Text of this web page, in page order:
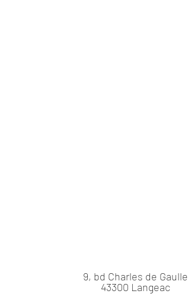
9, bd Charles de Gaulle
43300 Langeac